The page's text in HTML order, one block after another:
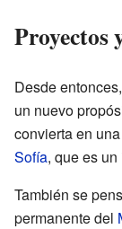
Proyectos
Desde
un nuevo
convierta en
Sofía, que es
También se
permanente del